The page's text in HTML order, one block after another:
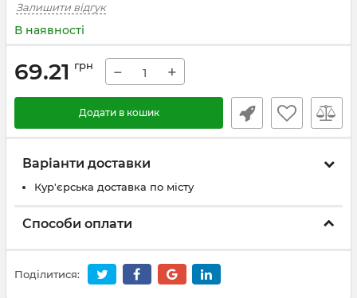
Залишити відгук
В наявності
69.21 грн − +
Додати в кошик
Варіанти доставки
Кур'єрська доставка по місту
Способи оплати
Поділитися: